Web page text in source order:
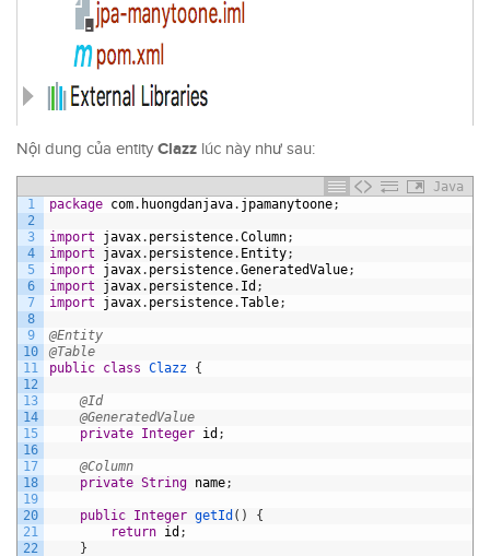
Nội dung của entity Clazz lúc này như sau:
Java
1
2
3
4
5
6
7
8
9
10
11
12
13
14
15
16
17
18
19
20
21
22
package com. huongdanjava. jpamanytoone;
import javax. persistence.Column;
import
javax. persistence. Entity;
import
javax. persistence.GeneratedValue;
import
javax. persistence. Id ;
import
javax. persistence.Table;
@Entity
@Table
public class Clazz {
@Id
@GeneratedValue
private Integer id ;
@Column
private String name;
public Integer getId ( )
{
return id ;
}